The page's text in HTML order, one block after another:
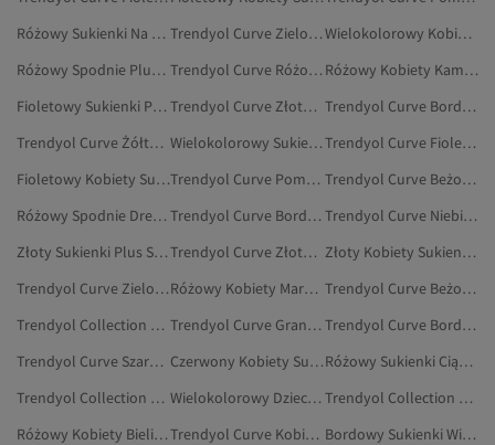
Różowy Sukienki Na Studniówkę
Trendyol Curve Zielony Sukienki Wieczorowe Plus Size
Wielokolorowy Kobiety Sukienki Plus Size
Różowy Spodnie Plus Size
Trendyol Curve Różowy Sukienki Plażowe
Różowy Kobiety Kamizelki Plus Size
Fioletowy Sukienki Plus Size
Trendyol Curve Złoty Sukienki Plus Size
Trendyol Curve Bordowy Sukienki Wieczorowe Plus Size
Trendyol Curve Żółty Sukienki
Wielokolorowy Sukienki Plus Size
Trendyol Curve Fioletowy Sukienki
Fioletowy Kobiety Sukienki Wieczorowe Plus Size
Trendyol Curve Pomarańczowy Sukienki
Trendyol Curve Beżowy Sukienki Plus Size
Różowy Spodnie Dresowe Plus Size
Trendyol Curve Bordowy Sukienki Plus Size
Trendyol Curve Niebieski Sukienki Wieczorowe Plus Size
Złoty Sukienki Plus Size
Trendyol Curve Złoty Sukienki Wieczorowe Plus Size
Złoty Kobiety Sukienki Wieczorowe Plus Size
Trendyol Curve Zielony Sukienki Plus Size
Różowy Kobiety Marynarki Plus Size
Trendyol Curve Beżowy Sukienki
Trendyol Collection Żółty Sukienki Plus Size
Trendyol Curve Granatowy Sukienki Wieczorowe Plus Size
Trendyol Curve Bordowy Sukienki
Trendyol Curve Szary Sukienki Plus Size
Czerwony Kobiety Sukienki Wieczorowe Plus Size
Różowy Sukienki Ciążowe
Trendyol Collection Kobiety Sukienki Plus Size
Wielokolorowy Dzieci Sukienki Plus Size
Trendyol Collection Bordowy Sukienki Plus Size
Różowy Kobiety Bielizna Plus Size
Trendyol Curve Kobiety Sukienki Ciążowe
Bordowy Sukienki Wieczorowe Plus Size